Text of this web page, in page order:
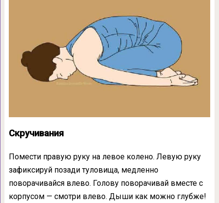
Скручивания
Помести правую руку на левое колено. Левую руку
зафиксируй позади туловища, медленно
поворачивайся влево. Голову поворачивай вместе с
корпусом — смотри влево. Дыши как можно глубже!